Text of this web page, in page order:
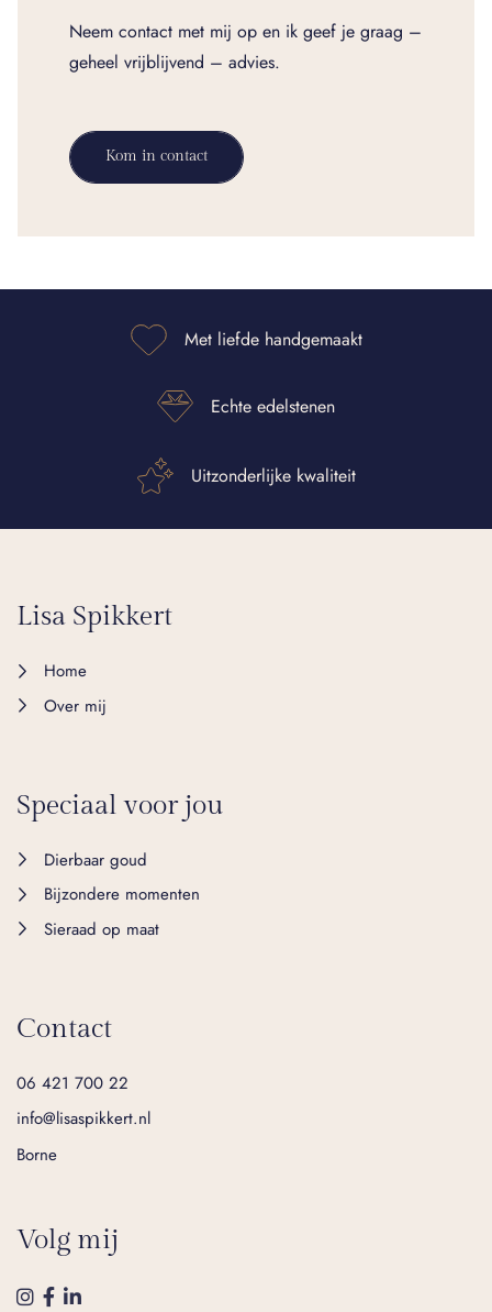
Neem contact met mij op en ik geef je graag –
geheel vrijblijvend – advies.
Kom in contact
Met liefde handgemaakt
Echte edelstenen
Uitzonderlijke kwaliteit
Lisa Spikkert
Home
Over mij
Speciaal voor jou
Dierbaar goud
Bijzondere momenten
Sieraad op maat
Contact
06 421 700 22
info@lisaspikkert.nl
Borne
Volg mij